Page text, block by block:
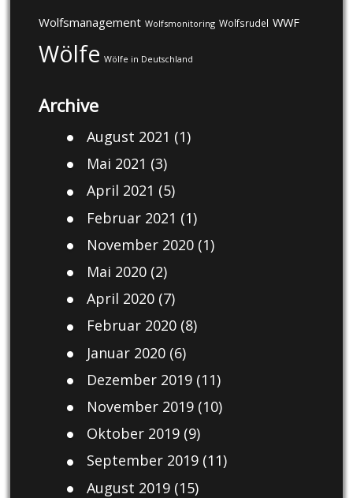
Wolfsmanagement Wolfsmonitoring Wolfsrudel WWF
Wölfe Wölfe in Deutschland
Archive
August 2021 (1)
Mai 2021 (3)
April 2021 (5)
Februar 2021 (1)
November 2020(1)
Mai 2020(2)
April 2020(7)
Februar 2020(8)
Januar 2020(6)
Dezember 2019(11)
November 2019(10)
Oktober 2019(9)
September 2019(11)
August 2019(15)